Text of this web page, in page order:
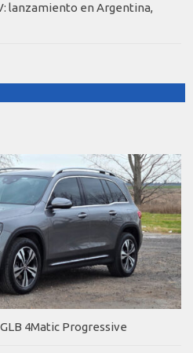
lanzamiento en Argentina,
4Matic Progressive